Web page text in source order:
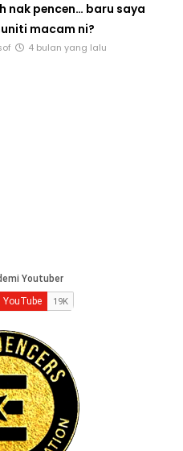
nak pencen… baru saya
macam ni?
4 bulan yang lalu